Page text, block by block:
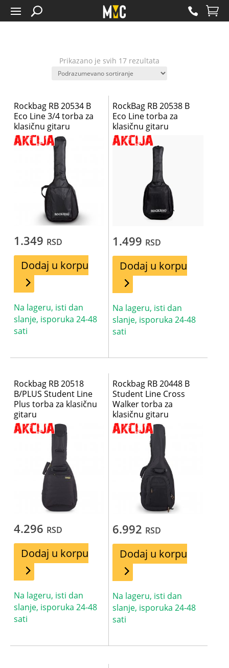
Prikazano je svih 17 rezultata
Rockbag RB 20534 B
Eco Line 3/4 torba za
klasičnu gitaru
1.349 RSD
Dodaj u korpu
Na lageru, isti dan
slanje, isporuka 24-48
sati
RockBag RB 20538 B
Eco Line torba za
klasičnu gitaru
1.499 RSD
Dodaj u korpu
Na lageru, isti dan
slanje, isporuka 24-48
sati
Rockbag RB 20518
B/PLUS Student Line
Plus torba za klasičnu
gitaru
4.296 RSD
Dodaj u korpu
Na lageru, isti dan
slanje, isporuka 24-48
sati
Rockbag RB 20448 B
Student Line Cross
Walker torba za
klasičnu gitaru
6.992 RSD
Dodaj u korpu
Na lageru, isti dan
slanje, isporuka 24-48
sati